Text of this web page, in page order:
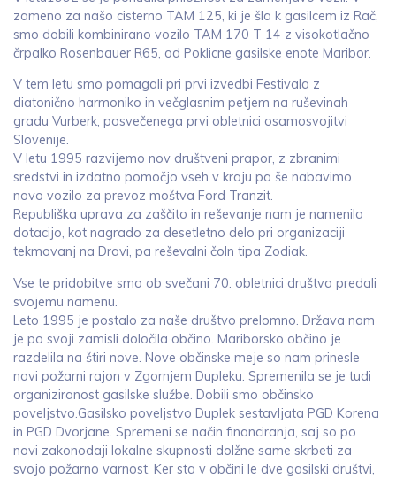
zameno za našo cisterno TAM 125, ki je šla k gasilcem iz Rač,
smo dobili kombinirano vozilo TAM 170 T 14 z visokotlačno
črpalko Rosenbauer R65, od Poklicne gasilske enote Maribor.
V tem letu smo pomagali pri prvi izvedbi Festivala z
diatonično harmoniko in večglasnim petjem na ruševinah
gradu Vurberk, posvečenega prvi obletnici osamosvojitvi
Slovenije.
V letu 1995 razvijemo nov društveni prapor, z zbranimi
sredstvi in izdatno pomočjo vseh v kraju pa še nabavimo
novo vozilo za prevoz moštva Ford Tranzit.
Republiška uprava za zaščito in reševanje nam je namenila
dotacijo, kot nagrado za desetletno delo pri organizaciji
tekmovanj na Dravi, pa reševalni čoln tipa Zodiak.
Vse te pridobitve smo ob svečani 70. obletnici društva predali
svojemu namenu.
Leto 1995 je postalo za naše društvo prelomno. Država nam
je po svoji zamisli določila občino. Mariborsko občino je
razdelila na štiri nove. Nove občinske meje so nam prinesle
novi požarni rajon v Zgornjem Dupleku. Spremenila se je tudi
organiziranost gasilske službe. Dobili smo občinsko
poveljstvo.Gasilsko poveljstvo Duplek sestavljata PGD Korena
in PGD Dvorjane. Spremeni se način financiranja, saj so po
novi zakonodaji lokalne skupnosti dolžne same skrbeti za
svojo požarno varnost. Ker sta v občini le dve gasilski društvi,